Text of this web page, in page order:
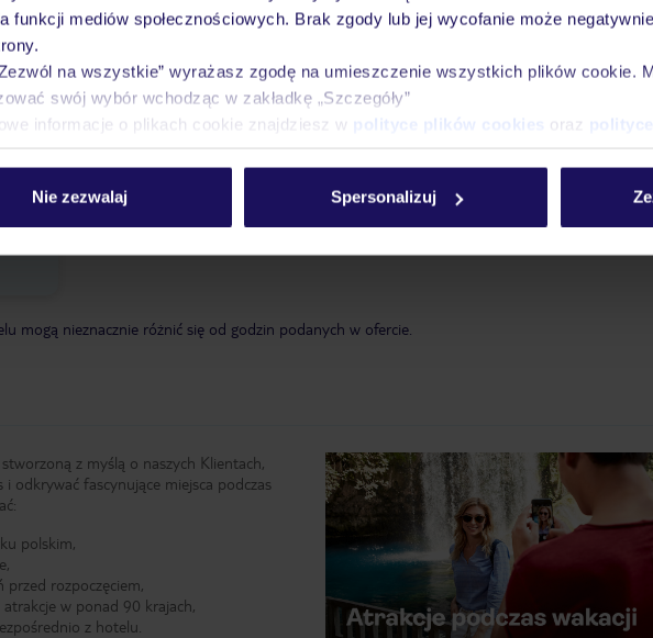
funkcji mediów społecznościowych. Brak zgody lub jej wycofanie może
na wszystkie” wyrażasz zgodę na umieszczenie wszystkich plików cookie.
swój wybór wchodząc w zakładkę „Szczegóły”
informacje o plikach cookie znajdziesz w polityce plików cookies oraz
Nie zezwalaj Spersonalizuj
mogą nieznacznie różnić się od godzin podanych w ofercie.
z myślą o naszych Klientach,
odkrywać fascynujące miejsca podczas
polskim,
przed rozpoczęciem,
w ponad 90 krajach,
z hotelu.